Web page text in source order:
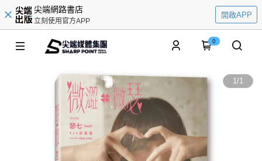
尖端網路書店
立刻使用官方APP
開啟APP
0
1/1